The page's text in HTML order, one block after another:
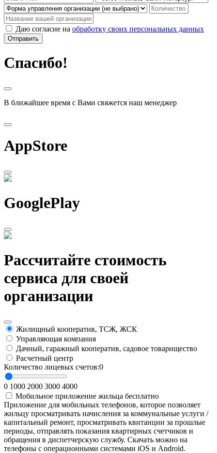
Даю согласие на обработку своих персональных данных
Отправить
Спасибо!
В ближайшее время с Вами свяжется наш менеджер
AppStore
GooglePlay
Рассчитайте стоимость
сервиса для своей
организации
Жилищный кооператив, ТСЖ, ЖСК
Управляющая компания
Дачный, гаражный кооператив, садовое товарищество
Расчетный центр
Количество лицевых счетов:0
0 1000 2000 3000 4000
Мобильное приложение жильца бесплатно
Приложение для мобильных телефонов, которое позволяет
жильцу просматривать начисления за коммунальные услуги /
капитальный ремонт, просматривать квитанции за прошлые
периоды, отправлять показания квартирных счетчиков и
обращения в диспетчерскую службу. Скачать можно на
телефоны с операционными системами iOS и Android.